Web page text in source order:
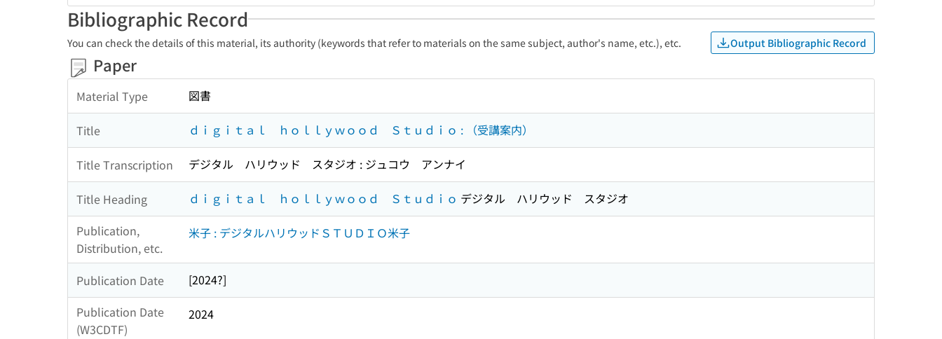
Bibliographic Record
You can check the details of this material, its authority (keywords that refer to materials on the same subject, author's name, etc.), etc. Output Bibliographic Record
Paper
Material Type 図書
Title ｄｉｇｉｔａｌ ｈｏｌｌｙｗｏｏｄ Ｓｔｕｄｉｏ : （受講案内）
Title Transcription デジタル ハリウッド スタジオ : ジュコウ アンナイ
Title Heading ｄｉｇｉｔａｌ ｈｏｌｌｙｗｏｏｄ Ｓｔｕｄｉｏ デジタル ハリウッド スタジオ
Publication,
Distribution, etc.
米子 : デジタルハリウッドＳＴＵＤＩＯ米子
Publication Date
[2024?]
Publication Date
(W3CDTF)
2024